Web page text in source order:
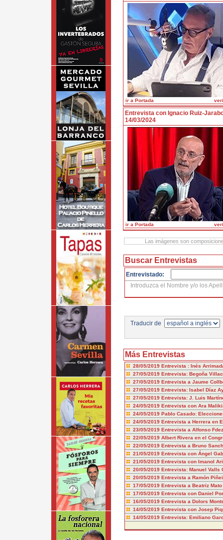
ir a Portada
Entrevista con Ignacio Ruiz-
14/03/2024
ir a Portada
Las imágenes son
Buscar Entrevistas
Entrevistado:
Introduzca el Nombre y/o los
Traducir de
Más Entrevistas
28/05/2019 Entrevista : Inés
27/05/2019 Entrevista: Begoña
27/05/2019 Entrevista a Jaume
27/05/2019 Entrevista: Isabel Díaz
27/05/2019 Entrevista: J. Luis
24/05/2019 Entrevista con Ara
24/05/2019 Pablo Casado:
24/05/2019 Entrevista a Herrera en
23/05/2019 Entrevista a Alfonso
22/05/2019 Albert Rivera en el
22/05/2019 Entrevista a Bruno
21/05/2019 Entrevista con Ángel
21/05/2019 Entrevista con Imanol
20/05/2019 Entrevista: Manuel Valls
20/05/2019 Entrevista a Ramón
17/05/2019 Entrevista a Beatriz Mato
17/05/2019 Entrevista con Daniel
16/05/2019 Entrevista a Dolors
14/05/2019 Entrevista con Josep
14/05/2019 Entrevista: Emiliano